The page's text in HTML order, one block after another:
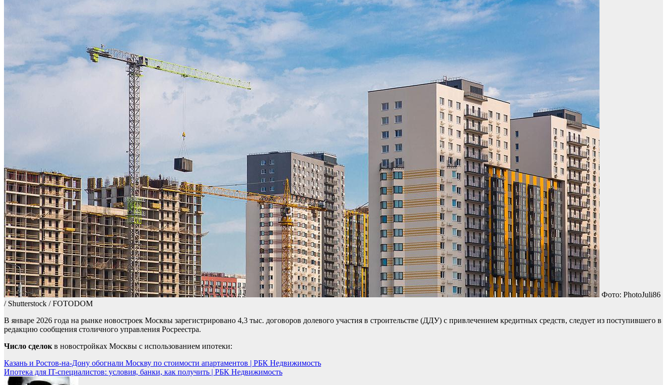
Фото: PhotoJuli86
/ Shutterstock / FOTODOM
В январе 2026 года на рынке новостроек Москвы зарегистрировано 4,3 тыс. договоров долевого участия в строительстве (ДДУ) с привлечением кредитных средств, следует из поступившего в
редакцию сообщения столичного управления Росреестра.
Число сделокв новостройках Москвы с использованием ипотеки:
Навигация
по
Казань и Ростов-на-Дону обогнали Москву по стоимости апартаментов | РБК Недвижимость
Ипотека для IT-специалистов: условия, банки, как получить | РБК Недвижимость